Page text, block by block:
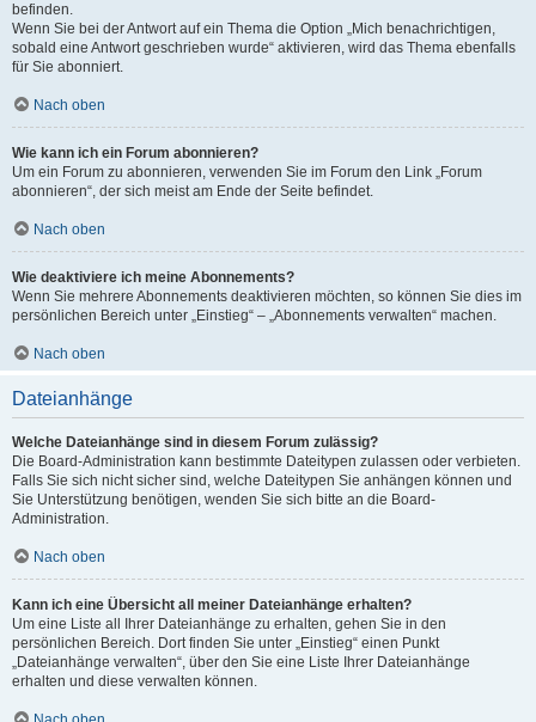
befinden.
Wenn Sie bei der Antwort auf ein Thema die Option „Mich benachrichtigen,
sobald eine Antwort geschrieben wurde“ aktivieren, wird das Thema ebenfalls
für Sie abonniert.
Nach oben
Wie kann ich ein Forum abonnieren?
Um ein Forum zu abonnieren, verwenden Sie im Forum den Link „Forum
abonnieren“, der sich meist am Ende der Seite befindet.
Nach oben
Wie deaktiviere ich meine Abonnements?
Wenn Sie mehrere Abonnements deaktivieren möchten, so können Sie dies im
persönlichen Bereich unter „Einstieg“ – „Abonnements verwalten“ machen.
Nach oben
Dateianhänge
Welche Dateianhänge sind in diesem Forum zulässig?
Die Board-Administration kann bestimmte Dateitypen zulassen oder verbieten.
Falls Sie sich nicht sicher sind, welche Dateitypen Sie anhängen können und
Sie Unterstützung benötigen, wenden Sie sich bitte an die Board-
Administration.
Nach oben
Kann ich eine Übersicht all meiner Dateianhänge erhalten?
Um eine Liste all Ihrer Dateianhänge zu erhalten, gehen Sie in den
persönlichen Bereich. Dort finden Sie unter „Einstieg“ einen Punkt
„Dateianhänge verwalten“, über den Sie eine Liste Ihrer Dateianhänge
erhalten und diese verwalten können.